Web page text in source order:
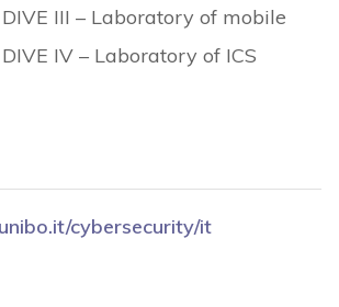
III – Laboratory of mobile
IV – Laboratory of ICS
cybersecurity/it